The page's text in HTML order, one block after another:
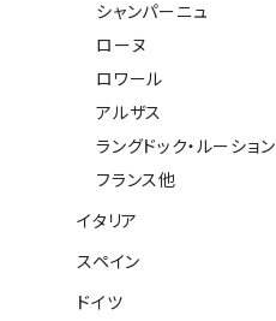
シャンパーニュ
ローヌ
ロワール
アルザス
ラングドック・ルーション
フランス他
イタリア
スペイン
ドイツ